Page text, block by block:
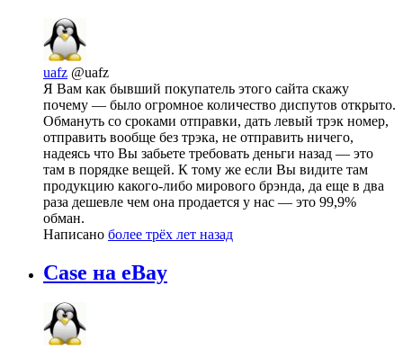
uafz @uafz
Я Вам как бывший покупатель этого сайта скажу
почему — было огромное количество диспутов открыто.
Обмануть со сроками отправки, дать левый трэк номер,
отправить вообще без трэка, не отправить ничего,
надеясь что Вы забьете требовать деньги назад — это
там в порядке вещей. К тому же если Вы видите там
продукцию какого-либо мирового брэнда, да еще в два
раза дешевле чем она продается у нас — это 99,9%
обман.
Написано более трёх лет назад
Case на eBay